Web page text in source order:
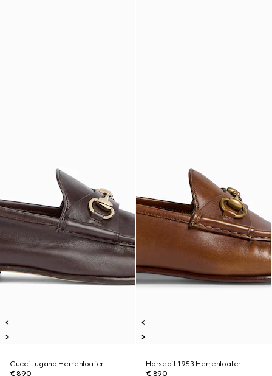
Gucci Lugano Herrenloafer
€ 890
Horsebit 1953 Herrenloafer
€ 890